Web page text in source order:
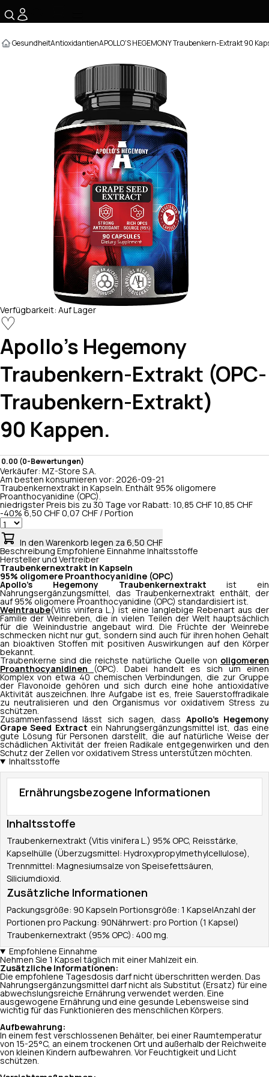
GesundheitAntioxidantienAPOLLO'S HEGEMONY Traubenkern-Extrakt 90
Verfügbarkeit: Auf Lager
♡
Apollo's Hegemony
Traubenkern-Extrakt (OPC-
Traubenkern-Extrakt)
90 Kappen.
0.00 (0-Bewertungen)
Verkäufer: MZ-Store S.A.
Am besten konsumieren vor: 2026-09-21
Traubenkernextrakt in Kapseln. Enthält 95% oligomere
Proanthocyanidine (OPC).
niedrigster Preis bis zu 30 Tage vor Rabatt: 10,85 CHF 10,85 CHF
-40% 6,50 CHF 0,07 CHF / Portion
In den Warenkorb legen za 6,50 CHF
Beschreibung Empfohlene Einnahme Inhaltsstoffe
Hersteller und Vertreiber
Traubenkernextrakt in Kapseln
95% oligomere Proanthocyanidine (OPC)
Apollo's Hegemony Traubenkernextrakt ist ein
Nahrungsergänzungsmittel, das Traubenkernextrakt enthält, der
auf 95% oligomere Proanthocyanidine (OPC) standardisiert ist.
Weintraube(Vitis vinifera L.) ist eine langlebige Rebenart aus der
Familie der Weinreben, die in vielen Teilen der Welt hauptsächlich
für die Weinindustrie angebaut wird. Die Früchte der Weinrebe
schmecken nicht nur gut, sondern sind auch für ihren hohen Gehalt
an bioaktiven Stoffen mit positiven Auswirkungen auf den Körper
bekannt.
Traubenkerne sind die reichste natürliche Quelle von oligomeren
Proanthocyanidinen
(OPC). Dabei handelt es sich um einen
Komplex von etwa 40 chemischen Verbindungen, die zur Gruppe
der Flavonoide gehören und sich durch eine hohe antioxidative
Aktivität auszeichnen. Ihre Aufgabe ist es, freie Sauerstoffradikale
zu neutralisieren und den Organismus vor oxidativem Stress zu
schützen.
Zusammenfassend lässt sich sagen, dass Apollo's Hegemony
Grape Seed Extract ein Nahrungsergänzungsmittel ist, das eine
gute Lösung für Personen darstellt, die auf natürliche Weise der
schädlichen Aktivität der freien Radikale entgegenwirken und den
Schutz der Zellen vor oxidativem Stress unterstützen möchten.
Inhaltsstoffe
Ernährungsbezogene Informationen
Inhaltsstoffe
Traubenkernextrakt (Vitis vinifera L.) 95% OPC, Reisstärke,
Kapselhülle (Überzugsmittel: Hydroxypropylmethylcellulose),
Trennmittel: Magnesiumsalze von Speisefettsäuren,
Siliciumdioxid.
Zusätzliche Informationen
Packungsgröße: 90 Kapseln Portionsgröße: 1 KapselAnzahl der
Portionen pro Packung: 90Nährwert: pro Portion (1 Kapsel)
Traubenkernextrakt (95% OPC): 400 mg.
Empfohlene Einnahme
Nehmen Sie 1 Kapsel täglich mit einer Mahlzeit ein.
Zusätzliche Informationen:
Die empfohlene Tagesdosis darf nicht überschritten werden. Das
Nahrungsergänzungsmittel darf nicht als Substitut (Ersatz) für eine
abwechslungsreiche Ernährung verwendet werden. Eine
ausgewogene Ernährung und eine gesunde Lebensweise sind
wichtig für das Funktionieren des menschlichen Körpers.
Aufbewahrung:
In einem fest verschlossenen Behälter, bei einer Raumtemperatur
von 15-25°C, an einem trockenen Ort und außerhalb der Reichweite
von kleinen Kindern aufbewahren. Vor Feuchtigkeit und Licht
schützen.